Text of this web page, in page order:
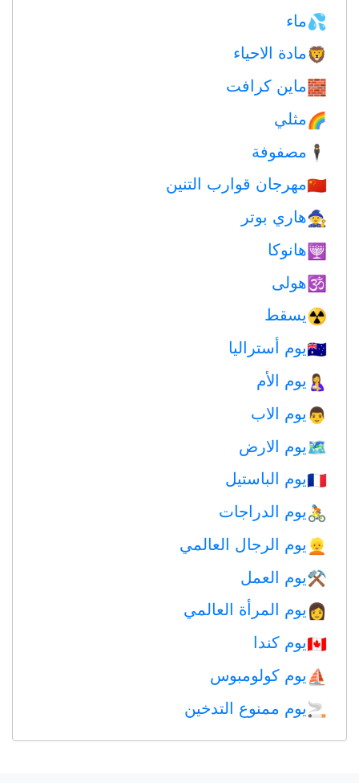
💦ماء
🦁مادة الاحياء
🧱ماين كرافت
🌈مثلي
🕴️ مصفوفة
🇨🇳مهرجان قوارب التنين
🧙هاري بوتر
🕎هانوكا
🕉هولى
☢️يسقط
🇦🇺يوم أستراليا
🤱 يوم الأم
👨 يوم الاب
🗺️يوم الارض
🇫🇷يوم الباستيل
🚴يوم الدراجات
👱 يوم الرجال العالمي
⚒️يوم العمل
👩 يوم المرأة العالمي
🇨🇦يوم كندا
⛵️ يوم كولومبوس
🚬يوم ممنوع التدخين